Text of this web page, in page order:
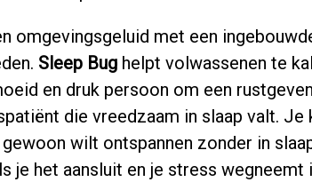
omgevingsgeluid met een
Sleep Bughelpt volwassenen te
en druk persoon om een
die vreedzaam in slaap valt. Je
wilt ontspannen zonder in
je het aansluit en je stress wegneemt